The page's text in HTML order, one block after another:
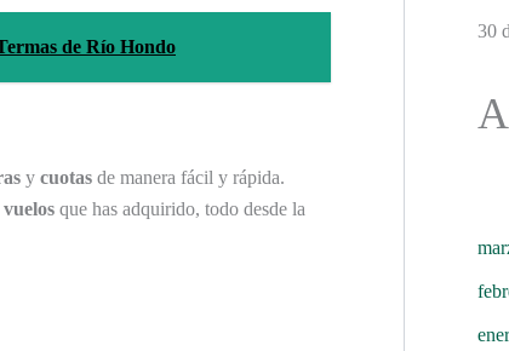
de Río Hondo
y cuotas de manera fácil y rápida.
vuelos que has adquirido, todo desde la
30